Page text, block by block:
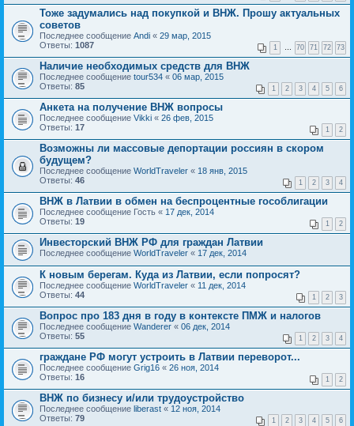
Тоже задумались над покупкой и ВНЖ. Прошу актуальных
советов
Последнее сообщение Andi « 29 мар, 2015
Ответы: 1087 1 … 70 71 72 73
Наличие необходимых средств для ВНЖ
Последнее сообщение tour534 « 06 мар, 2015
Ответы: 85 1 2 3 4 5 6
Анкета на получение ВНЖ вопросы
Последнее сообщение Vikki « 26 фев, 2015
Ответы: 17 1 2
Возможны ли массовые депортации россиян в скором
будущем?
Последнее сообщение WorldTraveler « 18 янв, 2015
Ответы: 46 1 2 3 4
ВНЖ в Латвии в обмен на беспроцентные гособлигации
Последнее сообщение Гость « 17 дек, 2014
Ответы: 19 1 2
Инвесторский ВНЖ РФ для граждан Латвии
Последнее сообщение WorldTraveler « 17 дек, 2014
К новым берегам. Куда из Латвии, если попросят?
Последнее сообщение WorldTraveler « 11 дек, 2014
Ответы: 44 1 2 3
Вопрос про 183 дня в году в контексте ПМЖ и налогов
Последнее сообщение Wanderer « 06 дек, 2014
Ответы: 55 1 2 3 4
граждане РФ могут устроить в Латвии переворот...
Последнее сообщение Grig16 « 26 ноя, 2014
Ответы: 16 1 2
ВНЖ по бизнесу и/или трудоустройство
Последнее сообщение liberast « 12 ноя, 2014
Ответы: 79 1 2 3 4 5 6